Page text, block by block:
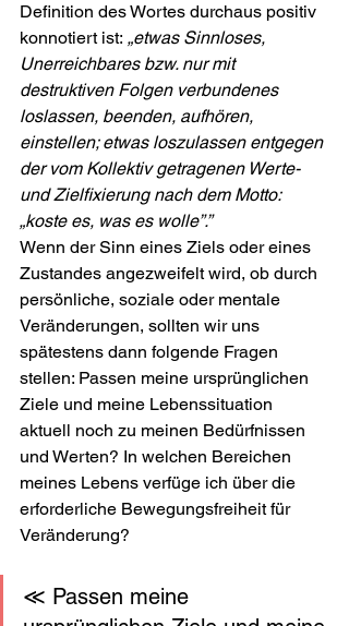
Definition des Wortes durchaus positiv
konnotiert ist: „etwas Sinnloses,
Unerreichbares bzw. nur mit
destruktiven Folgen verbundenes
loslassen, beenden, aufhören,
einstellen; etwas loszulassen entgegen
der vom Kollektiv getragenen Werte-
und Zielfixierung nach dem Motto:
„koste es, was es wolle”.”
Wenn der Sinn eines Ziels oder eines
Zustandes angezweifelt wird, ob durch
persönliche, soziale oder mentale
Veränderungen, sollten wir uns
spätestens dann folgende Fragen
stellen: Passen meine ursprünglichen
Ziele und meine Lebenssituation
aktuell noch zu meinen Bedürfnissen
und Werten? In welchen Bereichen
meines Lebens verfüge ich über die
erforderliche Bewegungsfreiheit für
Veränderung?
≪ Passen meine